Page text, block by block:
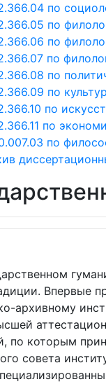
по
по
по
по
по
по
по
по
по
Впервые
архивному
по которым
совета